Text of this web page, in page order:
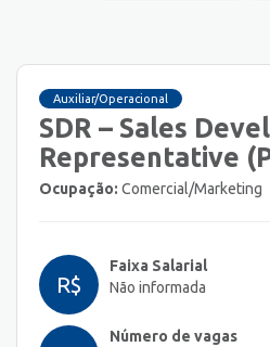
Auxiliar/Operacional
SDR – Sales
Representative
Ocupação: Comercial/Marketing
R$
Faixa Salarial
Não informada
Número de vagas